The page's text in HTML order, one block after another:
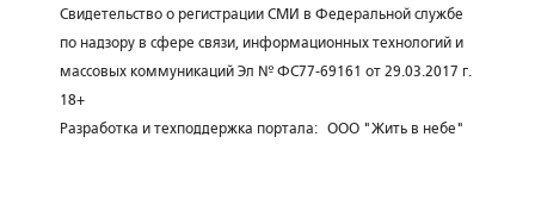
Свидетельство о регистрации СМИ в Федеральной службе
по надзору в сфере связи, информационных технологий и
массовых коммуникаций Эл № ФС77-69161 от 29.03.2017 г.
18+
Разработка и техподдержка портала: ООО "Жить в небе"